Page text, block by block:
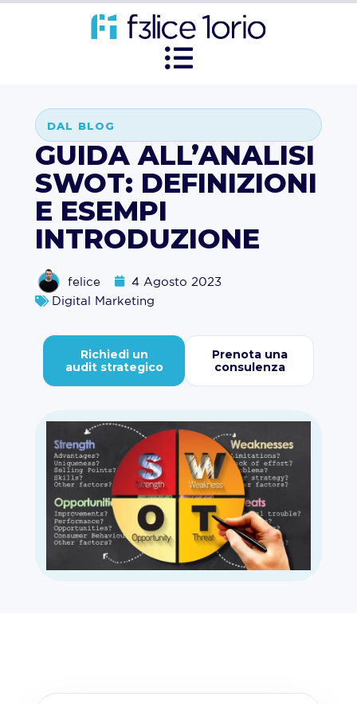
DAL BLOG
GUIDA ALL’ANALISI
SWOT: DEFINIZIONI
E ESEMPI
INTRODUZIONE
felice
4 Agosto 2023
Digital Marketing
Richiedi un
audit strategico
Prenota una
consulenza